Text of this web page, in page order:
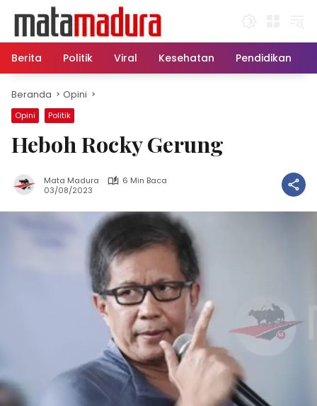
konten
Berita
Politik Viral Kesehatan Pendidikan
Beranda Opini
Opini Politik
Heboh Rocky Gerung
Mata Madura
6 Min Baca
03/08/2023